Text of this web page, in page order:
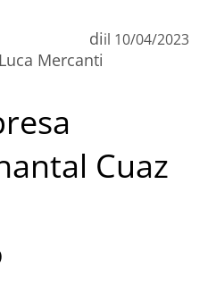
di
Luca Mercanti
il 10/04/2023
Cuaz